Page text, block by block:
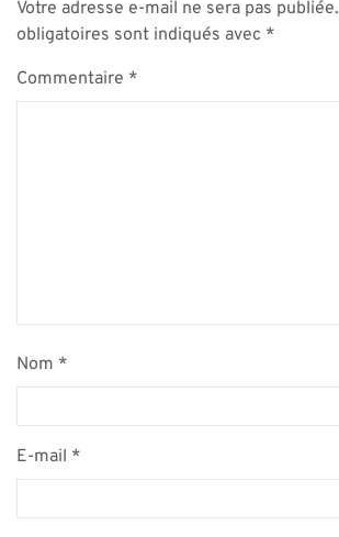
Votre adresse e-mail ne sera pas publiée.
obligatoires sont indiqués avec *
Commentaire *
Nom *
E-mail *